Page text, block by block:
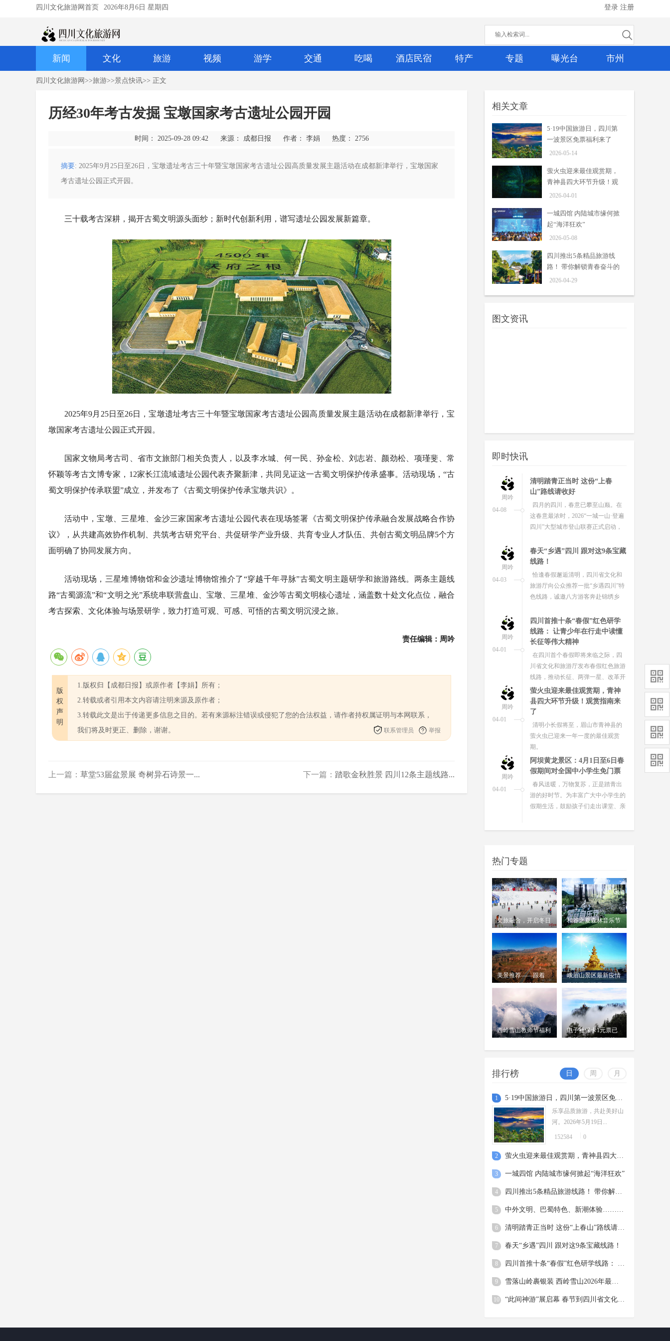
四川文化旅游网首页 2026年8月6日 星期四 登录 注册
新闻 文化 旅游 视频 游学 交通 吃喝 酒店民宿 特产 专题 曝光台 市州
四川文化旅游网 >>旅游>>景点快讯>> 正文
历经30年考古发掘 宝墩国家考古遗址公园开园
时间： 2025-09-28 09:42 来源： 成都日报 作者： 李娟 热度： 2756
摘要: 2025年9月25日至26日，宝墩遗址考古三十年暨宝墩国家考古遗址公园高质量发展主题活动在成都新津举行，宝墩国家
考古遗址公园正式开园。
三十载考古深耕，揭开古蜀文明源头面纱；新时代创新利用，谱写遗址公园发展新篇章。
2025年9月25日至26日，宝墩遗址考古三十年暨宝墩国家考古遗址公园高质量发展主题活动在成都新津举行，宝
墩国家考古遗址公园正式开园。
国家文物局考古司、省市文旅部门相关负责人，以及李水城、何一民、孙金松、刘志岩、颜劲松、项瑾斐、常
怀颖等考古文博专家，12家长江流域遗址公园代表齐聚新津，共同见证这一古蜀文明保护传承盛事。活动现场，“古
蜀文明保护传承联盟”成立，并发布了《古蜀文明保护传承宝墩共识》。
活动中，宝墩、三星堆、金沙三家国家考古遗址公园代表在现场签署《古蜀文明保护传承融合发展战略合作协
议》，从共建高效协作机制、共筑考古研究平台、共促研学产业升级、共育专业人才队伍、共创古蜀文明品牌5个方
面明确了协同发展方向。
活动现场，三星堆博物馆和金沙遗址博物馆推介了“穿越千年寻脉”古蜀文明主题研学和旅游路线。两条主题线
路“古蜀源流”和“文明之光”系统串联营盘山、宝墩、三星堆、金沙等古蜀文明核心遗址，涵盖数十处文化点位，融合
考古探索、文化体验与场景研学，致力打造可观、可感、可悟的古蜀文明沉浸之旅。
责任编辑：周吟
版
权
声
明
1.版权归【成都日报】或原作者【李娟】所有；
2.转载或者引用本文内容请注明来源及原作者；
3.转载此文是出于传递更多信息之目的。若有来源标注错误或侵犯了您的合法权益，请作者持权属证明与本网联系，
我们将及时更正、删除，谢谢。
联系管理员 举报
上一篇： 草堂53届盆景展 奇树异石诗景一... 下一篇： 踏歌金秋胜景 四川12条主题线路...
相关文章
5·19中国旅游日，四川第
一波景区免票福利来了
2026-05-14
萤火虫迎来最佳观赏期，
青神县四大环节升级！观
赏指南来了
2026-04-01
一城四馆 内陆城市缘何掀
起“海洋狂欢”
2026-05-08
四川推出5条精品旅游线
路！ 带你解锁青春奋斗的
5种打开方式
2026-04-29
图文资讯
“China Cool”风靡海外！18℃清凉避暑 四
暑期避暑入境游“热”起来 川西多个景区
大峨眉国际旅游环线实现全线闭环 峨眉
恩施地心谷暑期推出“终身会员计划”与双
即时快讯
05-14
周吟
区免票福利来了
乐享品质旅游，共赴美好山河。
2026年5月19日是第16个“中国旅游
门票福利，邀请游客共同开启美好之
旅。
一城四馆 内陆城市缘何掀起“海
洋狂欢”
5月1日，成都熊猫海洋公园、成都
配“文博游”
览与特色活动，主打一个沉浸古...
04-08
周吟
清明踏青正当时 这份“上春
山”路线请收好
四月的四川，春意已攀至山巅。在
这春意最浓时，2026“一城一山·登遍
四川”大型城市登山联赛正式启动，
21...
04-03
周吟
春天“乡遇”四川 跟对这9条宝藏
线路！
恰逢春假邂逅清明，四川省文化和
旅游厅向公众推荐一批“乡遇四川”特
色线路，诚邀八方游客奔赴锦绣乡
然，...
04-01
周吟
四川首推十条“春假”红色研学
线路： 让青少年在行走中读懂
长征等伟大精神
在四川首个春假即将来临之际，四
川省文化和旅游厅发布春假红色旅游
线路，推动长征、两弹一星、改革开
放、脱贫攻坚等伟大精神与教育实...
04-01
周吟
萤火虫迎来最佳观赏期，青神
县四大环节升级！观赏指南来
了
清明小长假将至，眉山市青神县的
萤火虫已迎来一年一度的最佳观赏
期。
04-01
周吟
阿坝黄龙景区：4月1日至6日春
假期间对全国中小学生免门票
春风送暖，万物复苏，正是踏青出
游的好时节。为丰富广大中小学生的
假期生活，鼓励孩子们走出课堂、亲
03-31
都江堰、四姑娘山景区最新提
票，汶川阿尔沟羌人谷景区龙池徒
热门专题
文旅融合，开启冬日
和谷之夏森林音乐节
活正式扬帆启航
美景推荐——跟着
峨眉山景区最新疫情
西岭雪山教师节福利
电子社保卡1元票已
出9.9元票
排行榜 日 周 月
1 5·19中国旅游日，四川第一波景区免票福利来了
乐享品质旅游，共赴美好山
河。2026年5月19日...
152584 0
2 萤火虫迎来最佳观赏期，青神县四大环节升级！观赏指南来了
3 一城四馆 内陆城市缘何掀起“海洋狂欢”
4 四川推出5条精品旅游线路！ 带你解锁青春奋斗的5种打开方式
5 中外文明、巴蜀特色、新潮体验…… “五一”来四川解锁顶配“文博游”
6 清明踏青正当时 这份“上春山”路线请收好
7 春天“乡遇”四川 跟对这9条宝藏线路！
8 四川首推十条“春假”红色研学线路： 让青少年在行走中读懂长征等伟大精神
9 雪落山岭裹银装 西岭雪山2026年最大降雪上线
10 “此间神游”展启幕 春节到四川省文化馆免费参观